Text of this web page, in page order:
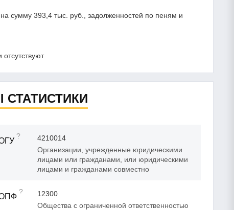
сумму 393,4 тыс. руб., задолженностей по пеням и
СТАТИСТИКИ
?
4210014
Организации, учрежденные юридическими
лицами или гражданами, или юридическими
лицами и гражданами совместно
?
12300
Общества с ограниченной ответственностью